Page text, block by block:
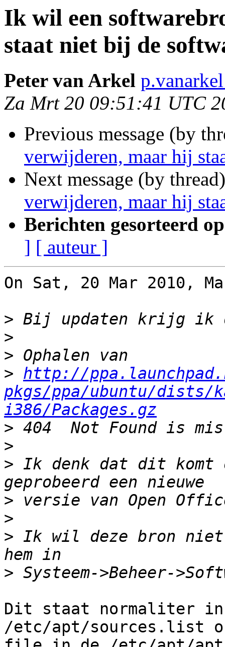
Ik wil een
staat niet bij de
Peter van Arkel
Za Mrt 20 09:51:41 UTC
Previous message (by
verwijderen, maar hij
Next message (by
verwijderen, maar hij
Berichten gesorteerd
] [ auteur ]
On Sat, 20 Mar 2010,
>
>
>
> http://
pkgs/ppa/ubuntu/dists/
i386/Packages.gz
>
>
> Ik denk dat dit komt
>
>
> Ik wil deze bron niet
>
Dit staat normaliter
/etc/apt/sources.list